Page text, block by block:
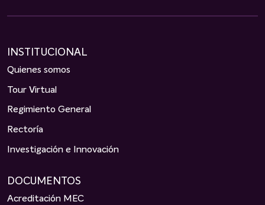
INSTITUCIONAL
Quienes somos
Tour Virtual
Regimiento General
Rectoría
Investigación e Innovación
DOCUMENTOS
Acreditación MEC